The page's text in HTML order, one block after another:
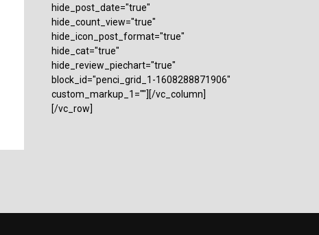
hide_post_date="true"
hide_count_view="true"
hide_icon_post_format="true"
hide_cat="true"
hide_review_piechart="true"
block_id="penci_grid_1-1608288871906"
custom_markup_1=""][/vc_column]
[/vc_row]